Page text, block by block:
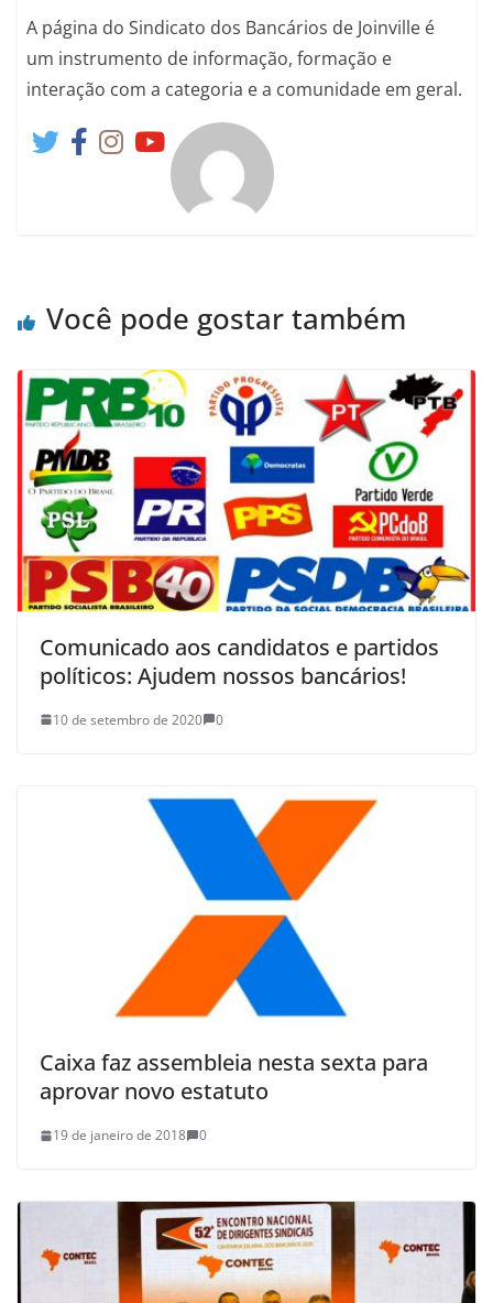
A página do Sindicato dos Bancários de Joinville é
um instrumento de informação, formação e
interação com a categoria e a comunidade em geral.
Você pode gostar também
Comunicado aos candidatos e partidos
políticos: Ajudem nossos bancários!
10 de setembro de 2020 0
Caixa faz assembleia nesta sexta para
aprovar novo estatuto
19 de janeiro de 2018 0